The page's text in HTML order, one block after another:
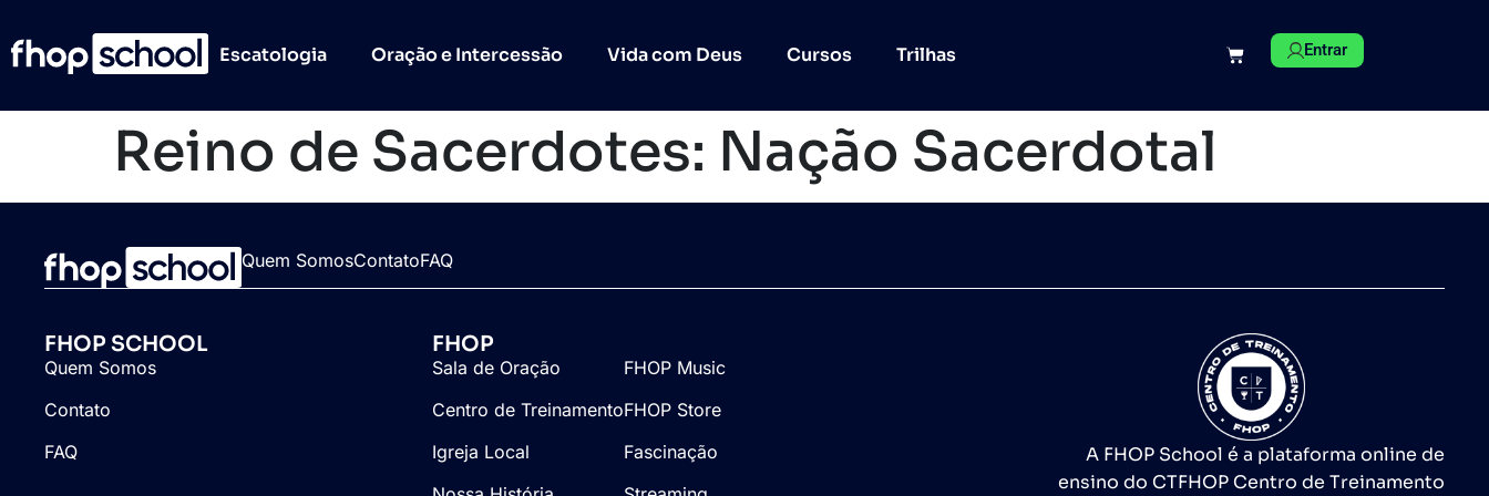
Escatologia Oração e Intercessão Vida com Deus Cursos Trilhas Entrar
Reino de Sacerdotes: Nação Sacerdotal
Quem SomosContatoFAQ
FHOP SCHOOL
Quem Somos
Contato
FAQ
FHOP
Sala de Oração
Centro de Treinamento
Igreja Local
FHOP Music
FHOP Store
Fascinação
A FHOP School é a plataforma online de
ensino do CTFHOP Centro de Treinamento